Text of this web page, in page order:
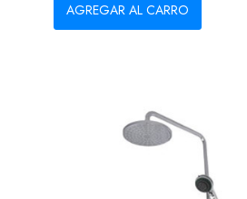
AGREGAR AL CARRO